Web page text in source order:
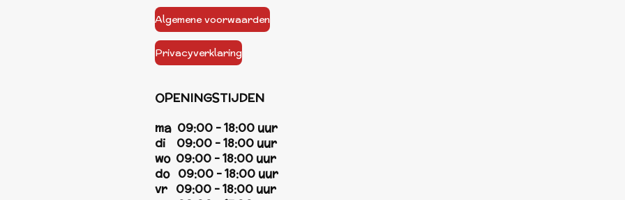
Algemene voorwaarden
Privacyverklaring
OPENINGSTIJDEN
ma 09:00 - 18:00 uur
di 09:00 - 18:00 uur
wo 09:00 - 18:00 uur
do 09:00 - 18:00 uur
vr 09:00 - 18:00 uur